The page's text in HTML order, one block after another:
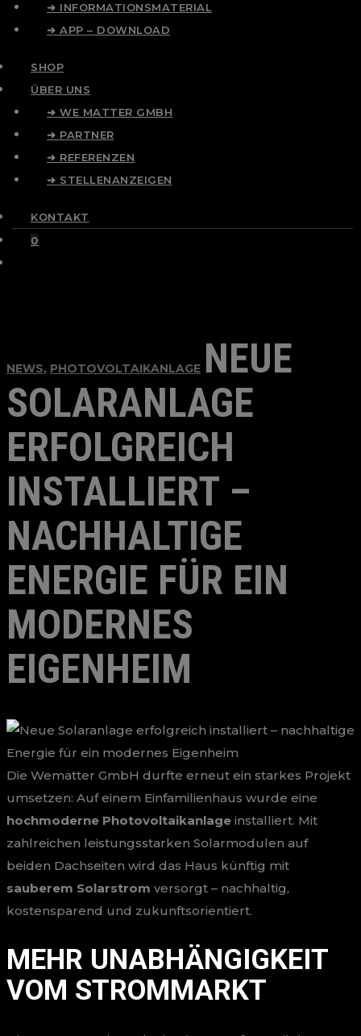
➜ INFORMATIONSMATERIAL
➜ APP – DOWNLOAD
SHOP
ÜBER UNS
➜ WE MATTER GMBH
➜ PARTNER
➜ REFERENZEN
➜ STELLENANZEIGEN
KONTAKT
0
NEWS, PHOTOVOLTAIKANLAGE NEUE
SOLARANLAGE
ERFOLGREICH
INSTALLIERT –
NACHHALTIGE
ENERGIE FÜR EIN
MODERNES
EIGENHEIM
Die Wematter GmbH durfte erneut ein starkes Projekt
umsetzen: Auf einem Einfamilienhaus wurde eine
hochmoderne Photovoltaikanlage installiert. Mit
zahlreichen leistungsstarken Solarmodulen auf
beiden Dachseiten wird das Haus künftig mit
sauberem Solarstrom versorgt – nachhaltig,
kostensparend und zukunftsorientiert.
MEHR UNABHÄNGIGKEIT
VOM STROMMARKT